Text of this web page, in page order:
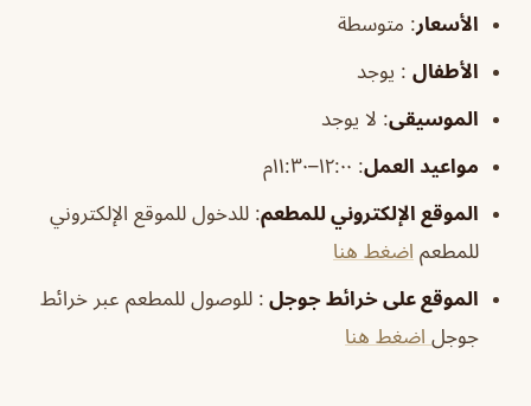
الأسعار: متوسطة
الأطفال : يوجد
الموسيقى: لا يوجد
مواعيد العمل: ١٢:٠٠–١١:٣٠م
الموقع الإلكتروني للمطعم: للدخول للموقع الإلكتروني
للمطعم اضغط هنا
الموقع على خرائط جوجل : للوصول للمطعم عبر خرائط
جوجل اضغط هنا